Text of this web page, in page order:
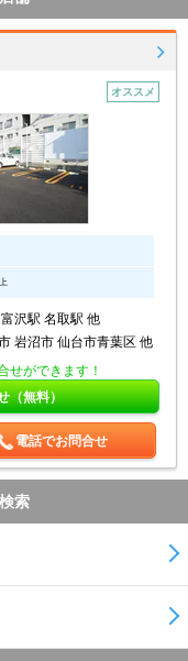
オススメ
沢駅 名取駅 他
岩沼市 仙台市青葉区 他
せができます！
（無料）
電話でお問合せ
索